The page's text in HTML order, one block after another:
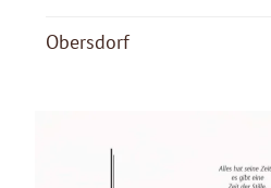
Obersdorf